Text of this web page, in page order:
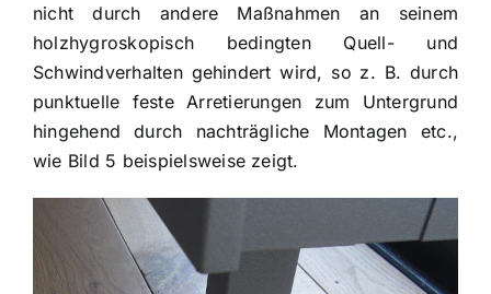
nicht durch andere Maßnahmen an seinem
holzhygroskopisch bedingten Quell- und
Schwindverhalten gehindert wird, so z. B. durch
punktuelle feste Arretierungen zum Untergrund
hingehend durch nachträgliche Montagen etc.,
wie Bild 5 beispielsweise zeigt.